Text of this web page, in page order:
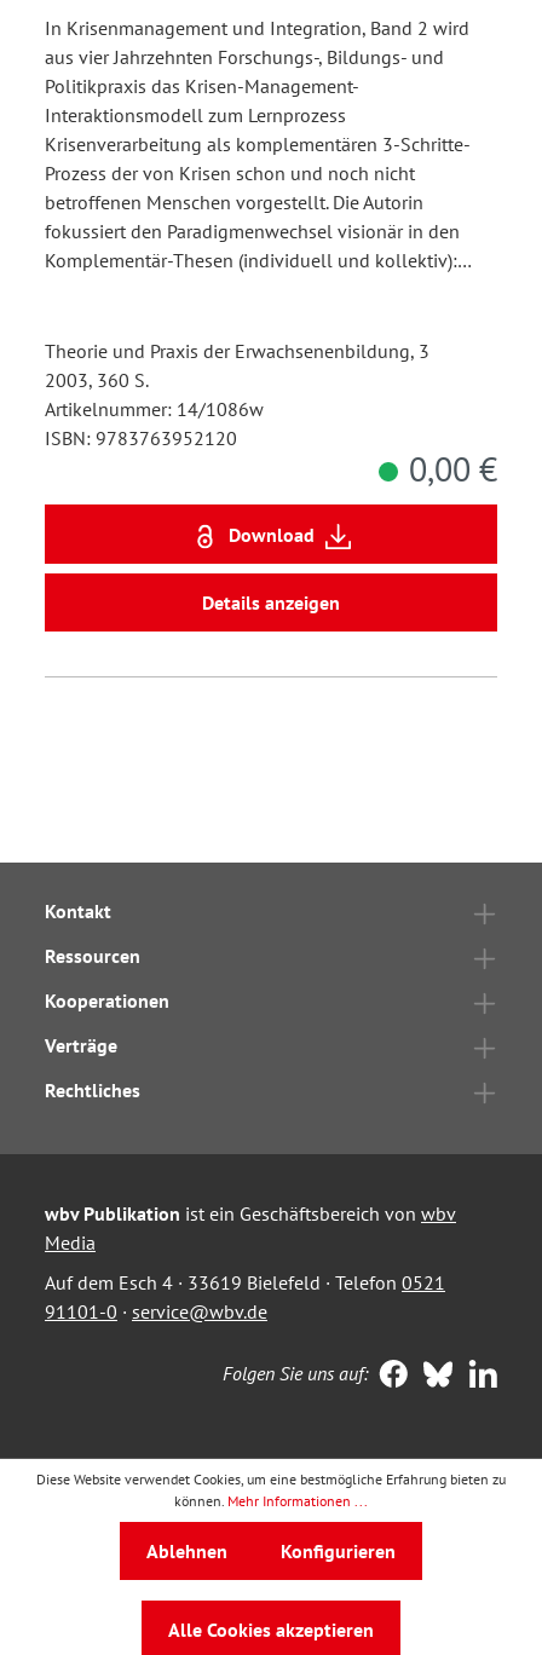
In Krisenmanagement und Integration, Band 2 wird
aus vier Jahrzehnten Forschungs-, Bildungs- und
Politikpraxis das Krisen-Management-
Interaktionsmodell zum Lernprozess
Krisenverarbeitung als komplementären 3-Schritte-
Prozess der von Krisen schon und noch nicht
betroffenen Menschen vorgestellt. Die Autorin
fokussiert den Paradigmenwechsel visionär in den
Komplementär-Thesen (individuell und kollektiv):…
Theorie und Praxis der Erwachsenenbildung, 3
2003, 360 S.
Artikelnummer: 14/1086w
ISBN: 9783763952120
0,00 €
Download
Details anzeigen
Kontakt
Ressourcen
Kooperationen
Verträge
Rechtliches
wbv Publikation ist ein Geschäftsbereich von wbv
Media
Auf dem Esch 4 · 33619 Bielefeld · Telefon 0521
91101-0 · service@wbv.de
Folgen Sie uns auf:
Diese Website verwendet Cookies, um eine bestmögliche Erfahrung bieten zu
können. Mehr Informationen ...
Ablehnen Konfigurieren
Alle Cookies akzeptieren